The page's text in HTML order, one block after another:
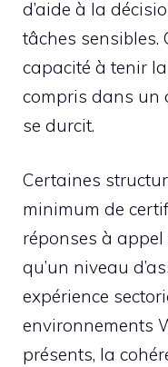
d’aide à la
tâches sensibles.
capacité à tenir
compris dans un
se durcit.
Certaines
minimum de
réponses à appel
qu’un niveau
expérience
environnements
présents, la